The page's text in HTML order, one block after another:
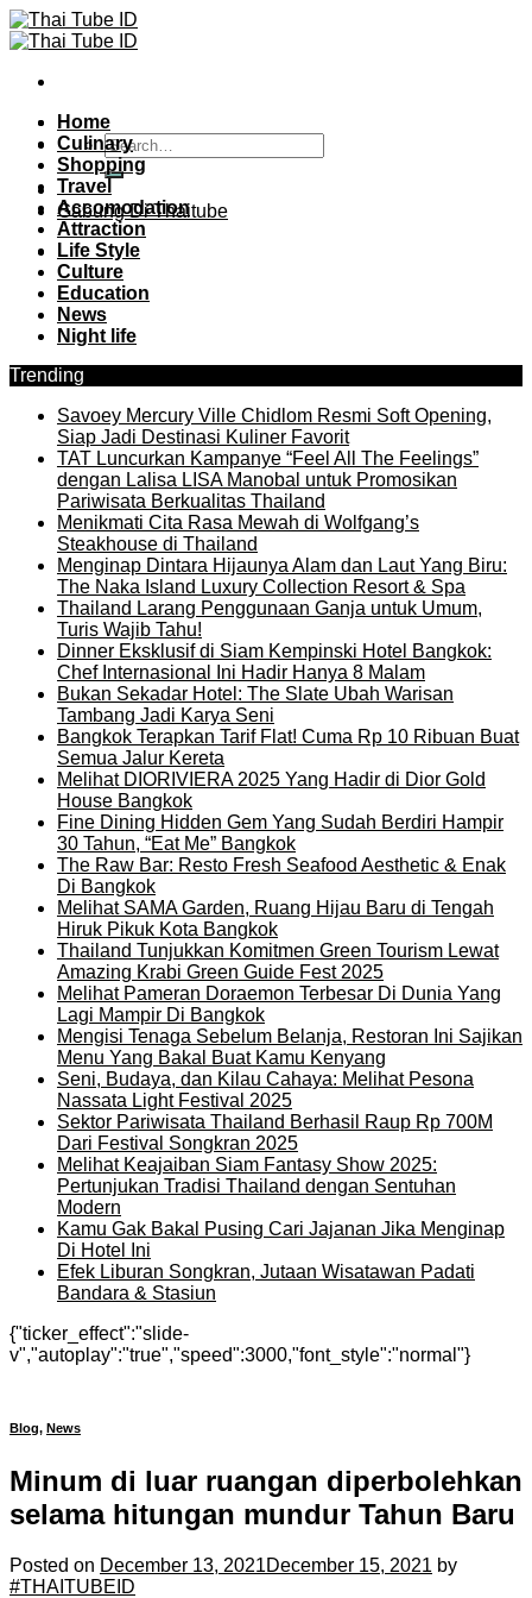
Skip
to
Gabung Di Thaitube
Home
Culinary
Shopping
Travel
Accomodation
Attraction
Life Style
Culture
Education
News
Night life
Trending
Savoey Mercury Ville Chidlom Resmi Soft Opening,
Siap Jadi Destinasi Kuliner Favorit
TAT Luncurkan Kampanye “Feel All The Feelings”
dengan Lalisa LISA Manobal untuk Promosikan
Pariwisata Berkualitas Thailand
Menikmati Cita Rasa Mewah di Wolfgang’s
Steakhouse di Thailand
Menginap Dintara Hijaunya Alam dan Laut Yang Biru:
The Naka Island Luxury Collection Resort & Spa
Thailand Larang Penggunaan Ganja untuk Umum,
Turis Wajib Tahu!
Dinner Eksklusif di Siam Kempinski Hotel Bangkok:
Chef Internasional Ini Hadir Hanya 8 Malam
Bukan Sekadar Hotel: The Slate Ubah Warisan
Tambang Jadi Karya Seni
Bangkok Terapkan Tarif Flat! Cuma Rp 10 Ribuan Buat
Semua Jalur Kereta
Melihat DIORIVIERA 2025 Yang Hadir di Dior Gold
House Bangkok
Fine Dining Hidden Gem Yang Sudah Berdiri Hampir
30 Tahun, “Eat Me” Bangkok
The Raw Bar: Resto Fresh Seafood Aesthetic & Enak
Di Bangkok
Melihat SAMA Garden, Ruang Hijau Baru di Tengah
Hiruk Pikuk Kota Bangkok
Thailand Tunjukkan Komitmen Green Tourism Lewat
Amazing Krabi Green Guide Fest 2025
Melihat Pameran Doraemon Terbesar Di Dunia Yang
Lagi Mampir Di Bangkok
Mengisi Tenaga Sebelum Belanja, Restoran Ini Sajikan
Menu Yang Bakal Buat Kamu Kenyang
Seni, Budaya, dan Kilau Cahaya: Melihat Pesona
Nassata Light Festival 2025
Sektor Pariwisata Thailand Berhasil Raup Rp 700M
Dari Festival Songkran 2025
Melihat Keajaiban Siam Fantasy Show 2025:
Pertunjukan Tradisi Thailand dengan Sentuhan
Modern
Kamu Gak Bakal Pusing Cari Jajanan Jika Menginap
Di Hotel Ini
Efek Liburan Songkran, Jutaan Wisatawan Padati
Bandara & Stasiun
{"ticker_effect":"slide-
v","autoplay":"true","speed":3000,"font_style":"normal"}
Blog, News
Minum di luar ruangan diperbolehkan
selama hitungan mundur Tahun Baru
Posted on December 13, 2021December 15, 2021 by
#THAITUBEID